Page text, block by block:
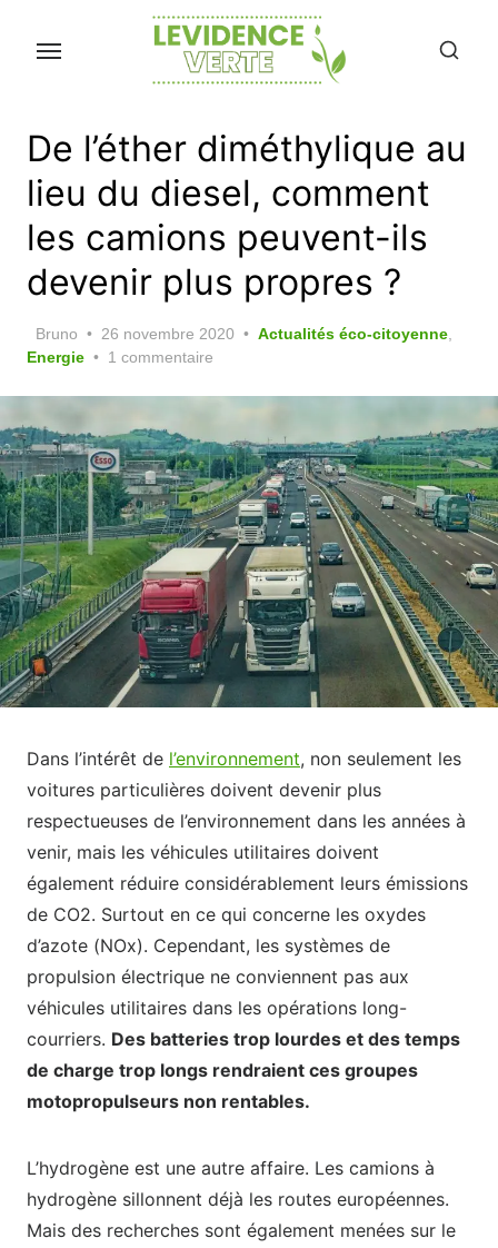
De l’éther diméthylique au
lieu du diesel, comment
les camions peuvent-ils
devenir plus propres ?
Bruno
Posted
on
26 novembre 2020 Actualités éco-citoyenne
Energie
1 commentaire
Dans l’intérêt de l’environnement, non seulement les
voitures particulières doivent devenir plus
respectueuses de l’environnement dans les années à
venir, mais les véhicules utilitaires doivent
également réduire considérablement leurs émissions
de CO2. Surtout en ce qui concerne les oxydes
d’azote (NOx). Cependant, les systèmes de
propulsion électrique ne conviennent pas aux
véhicules utilitaires dans les opérations long-
courriers. Des batteries trop lourdes et des temps
de charge trop longs rendraient ces groupes
motopropulseurs non rentables.
L’hydrogène est une autre affaire. Les camions à
hydrogène sillonnent déjà les routes européennes.
Mais des recherches sont également menées sur le